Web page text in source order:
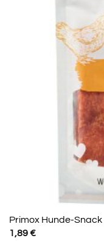
Primox Hunde-
1,89€